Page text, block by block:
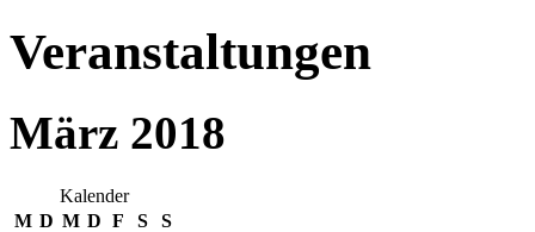
Veranstaltungen
März 2018
Kalender
M D M D F S
S